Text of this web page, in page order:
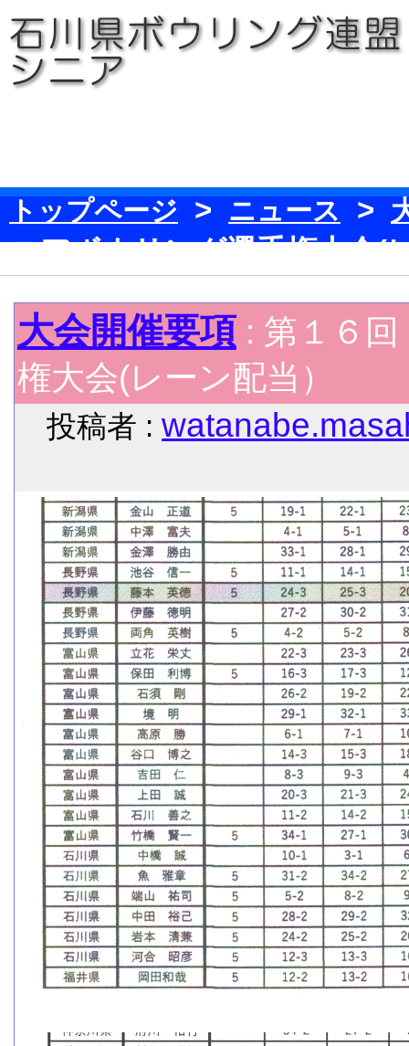
トップページ > ニュース >
ニアボウリング選手権大会(
大会開催要項 : 第１６
権大会(レーン配当）
投稿者 :